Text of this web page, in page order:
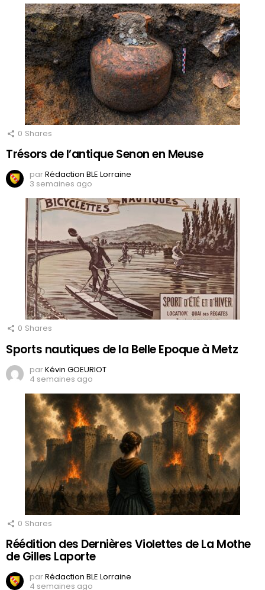
0 Shares
Trésors de l’antique Senon en Meuse
parRédaction BLE Lorraine
3 semaines ago
0 Shares
Sports nautiques de la Belle Epoque à Metz
parKévin GOEURIOT
4 semaines ago
0 Shares
Réédition des Dernières Violettes de La Mothe
de Gilles Laporte
parRédaction BLE Lorraine
4 semaines ago